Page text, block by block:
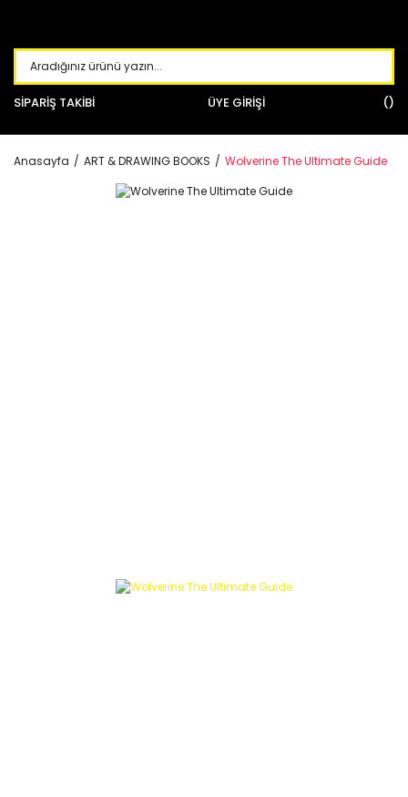
SİPARİŞ TAKİBİ ÜYE GİRİŞİ
Anasayfa ART & DRAWING BOOKS Wolverine The Ultimate Guide